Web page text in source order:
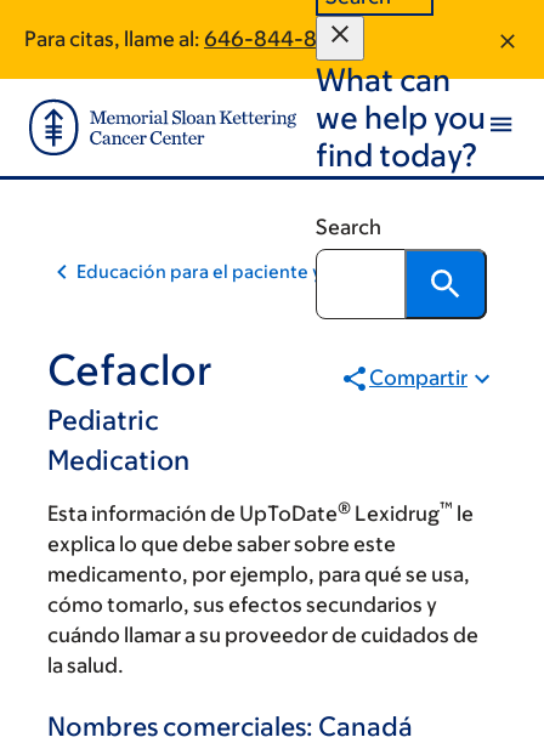
main
content
footer
Para citas, llame al: 646-844-8159
What can
we help you
find today?
Search
Educación para el paciente y la comunidad
Cefaclor
Pediatric
Medication
Compartir
Esta información de UpToDate® Lexidrug™ le
explica lo que debe saber sobre este
medicamento, por ejemplo, para qué se usa,
cómo tomarlo, sus efectos secundarios y
cuándo llamar a su proveedor de cuidados de
la salud.
Nombres comerciales: Canadá